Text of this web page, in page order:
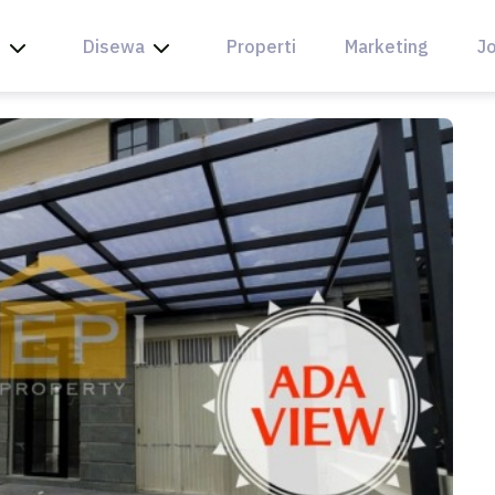
Disewa Properti Marketing